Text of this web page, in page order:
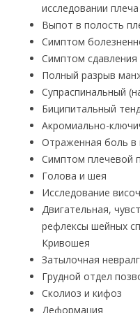
исследовании плеча
Выпот в полость
Симптом
Симптом сдавления
Полный разрыв
Супраспинальный
Биципитальный
Акромиально-
Отраженная боль в
Симптом плечевой
Голова и шея
Исследование
Двигательная,
рефлексы шейных
Кривошея
Затылочная
Грудной отдел
Сколиоз и кифоз
Деформация